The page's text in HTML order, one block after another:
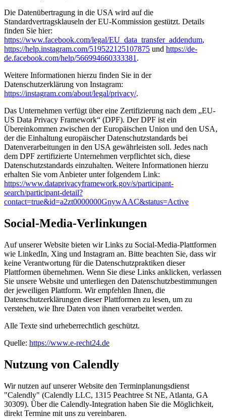
Die Datenübertragung in die USA wird auf die
Standardvertragsklauseln der EU-Kommission gestützt. Details
finden Sie hier:
https://www.facebook.com/legal/EU_data_transfer_addendum,
https://help.instagram.com/519522125107875 und https://de-
de.facebook.com/help/566994660333381 .
Weitere Informationen hierzu finden Sie in der
Datenschutzerklärung von Instagram:
https://instagram.com/about/legal/privacy/.
Das Unternehmen verfügt über eine Zertifizierung nach dem „EU-
US Data Privacy Framework“ (DPF). Der DPF ist ein
Übereinkommen zwischen der Europäischen Union und den USA,
der die Einhaltung europäischer Datenschutzstandards bei
Datenverarbeitungen in den USA gewährleisten soll. Jedes nach
dem DPF zertifizierte Unternehmen verpflichtet sich, diese
Datenschutzstandards einzuhalten. Weitere Informationen hierzu
erhalten Sie vom Anbieter unter folgendem Link:
https://www.dataprivacyframework.gov/s/participant-
search/participant-detail?
contact=true&id=a2zt0000000GnywAAC&status=Active
Social-Media-Verlinkungen
Auf unserer Website bieten wir Links zu Social-Media-Plattformen
wie LinkedIn, Xing und Instagram an. Bitte beachten Sie, dass wir
keine Verantwortung für die Datenschutzpraktiken dieser
Plattformen übernehmen. Wenn Sie diese Links anklicken, verlassen
Sie unsere Website und unterliegen den Datenschutzbestimmungen
der jeweiligen Plattform. Wir empfehlen Ihnen, die
Datenschutzerklärungen dieser Plattformen zu lesen, um zu
verstehen, wie Ihre Daten von ihnen verarbeitet werden.
Alle Texte sind urheberrechtlich geschützt.
Quelle: https://www.e-recht24.de
Nutzung von Calendly
Wir nutzen auf unserer Website den Terminplanungsdienst
"Calendly" (Calendly LLC, 1315 Peachtree St NE, Atlanta, GA
30309). Über die Calendly-Integration haben Sie die Möglichkeit,
direkt Termine mit uns zu vereinbaren.